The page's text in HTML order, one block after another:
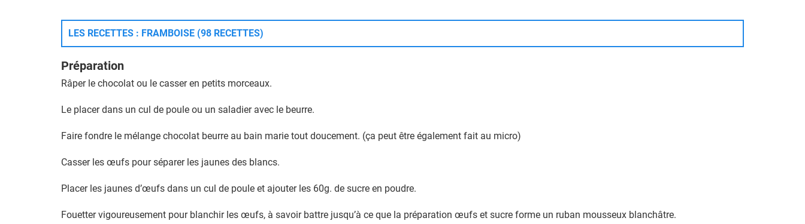
LES RECETTES : FRAMBOISE (98 RECETTES)
Préparation
Râper le chocolat ou le casser en petits morceaux.
Le placer dans un cul de poule ou un saladier avec le beurre.
Faire fondre le mélange chocolat beurre au bain marie tout doucement. (ça peut être également fait au micro)
Casser les œufs pour séparer les jaunes des blancs.
Placer les jaunes d’œufs dans un cul de poule et ajouter les 60g. de sucre en poudre.
Fouetter vigoureusement pour blanchir les œufs, à savoir battre jusqu’à ce que la préparation œufs et sucre forme un ruban mousseux blanchâtre.